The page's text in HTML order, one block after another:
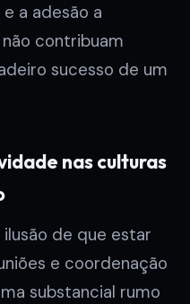
a adesão a
contribuam
sucesso de um
nas culturas
de que estar
e coordenação
substancial rumo